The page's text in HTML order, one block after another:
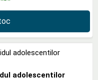
adolescentilor